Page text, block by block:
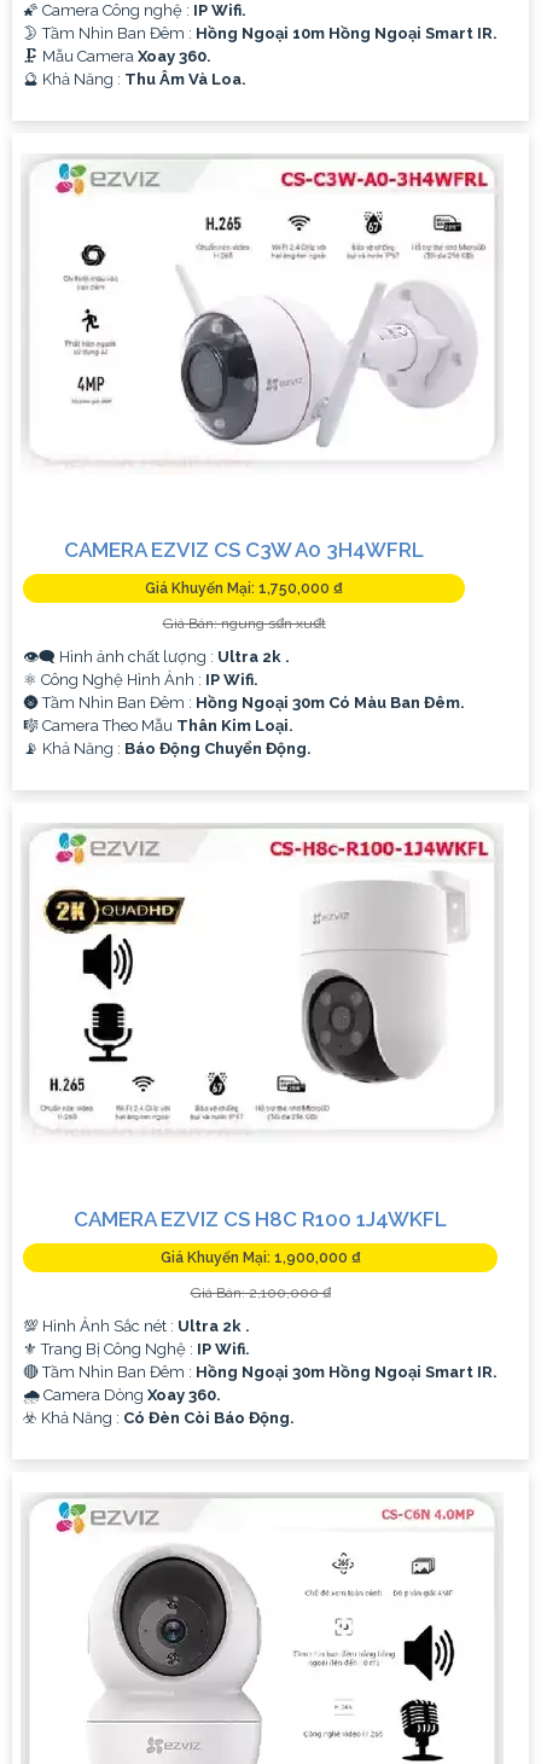
🌠 Camera Công nghệ : IP Wifi.
🌛 Tầm Nhìn Ban Đêm : Hồng Ngoại 10m Hồng Ngoại Smart IR.
🗜️ Mẫu Camera Xoay 360.
️🔮 Khả Năng : Thu Âm Và Loa.
CAMERA EZVIZ CS C3W A0 3H4WFRL
Giá Khuyến Mại: 1,750,000 ₫
Giá Bán: ngung s₫n xu₫t
👁️‍🗨 Hình ảnh chất lượng : Ultra 2k .
⚛️ Công Nghệ Hình Ảnh : IP Wifi.
🌚 Tầm Nhìn Ban Đêm : Hồng Ngoại 30m Có Màu Ban Đêm.
🎼️ Camera Theo Mẫu Thân Kim Loại.
️📡 Khả Năng : Báo Động Chuyển Động.
CAMERA EZVIZ CS H8C R100 1J4WKFL
Giá Khuyến Mại: 1,900,000 ₫
Giá Bán: 2,100,000 ₫
💯 Hình Ảnh Sắc nét : Ultra 2k .
⚜️ Trang Bị Công Nghệ : IP Wifi.
🔴 Tầm Nhìn Ban Đêm : Hồng Ngoại 30m Hồng Ngoại Smart IR.
🌧️ Camera Dòng Xoay 360.
️☣️ Khả Năng : Có Đèn Còi Báo Động.